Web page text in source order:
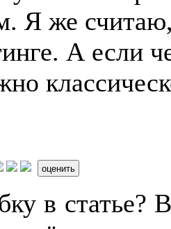
Я же считаю,
А если
оценить
в статье?